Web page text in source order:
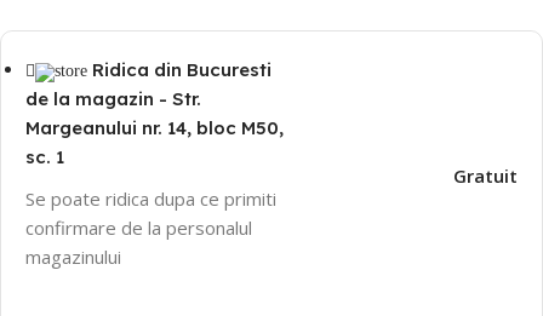
Ridica din Bucuresti
de la magazin - Str.
Margeanului nr. 14, bloc M50,
sc. 1
Se poate ridica dupa ce primiti
confirmare de la personalul
magazinului
Gratuit